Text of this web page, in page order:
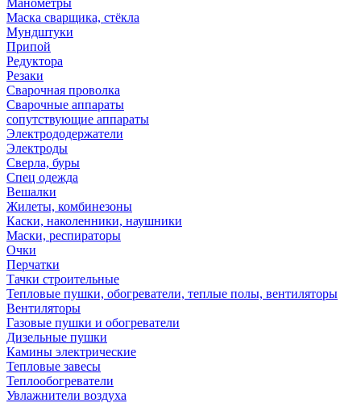
Манометры
Маска сварщика, стёкла
Мундштуки
Припой
Редуктора
Резаки
Сварочная проволка
Сварочные аппараты
сопутствующие аппараты
Электрододержатели
Электроды
Сверла, буры
Спец одежда
Вешалки
Жилеты, комбинезоны
Каски, наколенники, наушники
Маски, респираторы
Очки
Перчатки
Тачки строительные
Тепловые пушки, обогреватели, теплые полы, вентиляторы
Вентиляторы
Газовые пушки и обогреватели
Дизельные пушки
Камины электрические
Тепловые завесы
Теплообогреватели
Увлажнители воздуха